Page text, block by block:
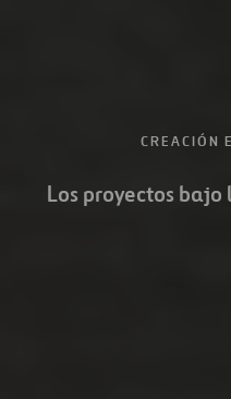
CREACIÓN
Los proyectos